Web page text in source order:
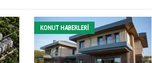
KONUT HABERLERI